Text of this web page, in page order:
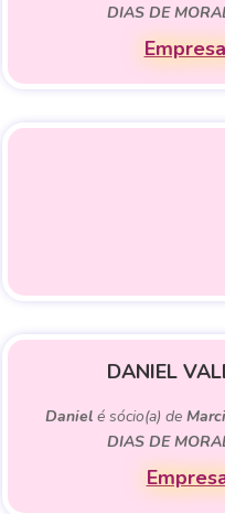
DIAS DE
DANIEL
Daniel é sócio(a) de
DIAS DE